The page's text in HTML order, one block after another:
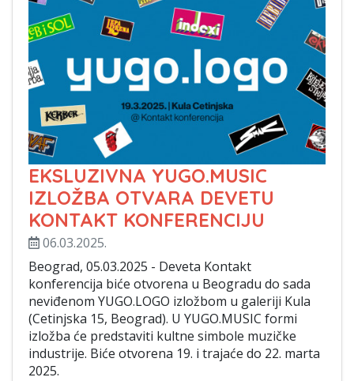
EKSLUZIVNA YUGO.MUSIC
IZLOŽBA OTVARA DEVETU
KONTAKT KONFERENCIJU
06.03.2025.
Beograd, 05.03.2025 - Deveta Kontakt
konferencija biće otvorena u Beogradu do sada
neviđenom YUGO.LOGO izložbom u galeriji Kula
(Cetinjska 15, Beograd). U YUGO.MUSIC formi
izložba će predstaviti kultne simbole muzičke
industrije. Biće otvorena 19. i trajaće do 22. marta
2025.